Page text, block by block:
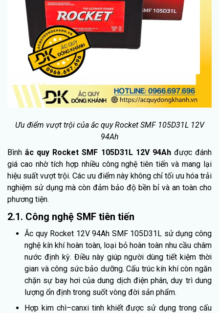
Ưu điểm vượt trội của ắc quy Rocket SMF 105D31L 12V
94Ah
Bìnhắc quy Rocket SMF 105D31L 12V 94Ahđược đánh
giá cao nhờ tích hợp nhiều công nghệ tiên tiến và mang lại
hiệu suất vượt trội. Các ưu điểm này không chỉ tối ưu hóa trải
nghiệm sử dụng mà còn đảm bảo độ bền bỉ và an toàn cho
phương tiện.
2.1. Công nghệ SMF tiên tiến
Ắc quy Rocket 12V 94Ah SMF 105D31L sử dụng công
nghệ kín khí hoàn toàn, loại bỏ hoàn toàn nhu cầu châm
nước định kỳ. Điều này giúp người dùng tiết kiệm thời
gian và công sức bảo dưỡng. Cấu trúc kín khí còn ngăn
chặn sự bay hơi của dung dịch điện phân, duy trì dung
lượng ổn định trong suốt vòng đời sản phẩm.
Hợp kim chì–canxi tinh khiết được sử dụng trong cấu